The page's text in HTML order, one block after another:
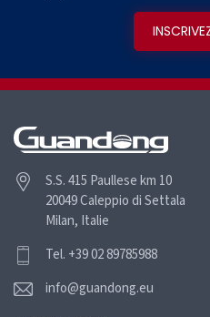
S.S. 415 Paullese km 10
20049 Caleppio di Settala
Milan, Italie
Tel. +39 02 89785988
info@guandong.eu